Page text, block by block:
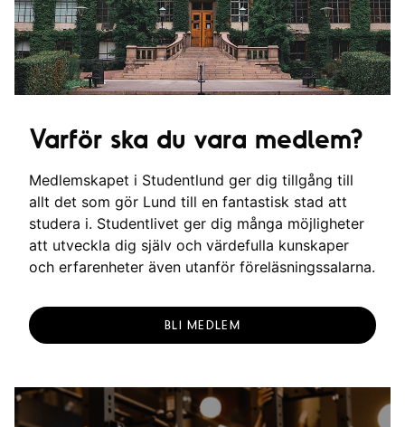
Varför ska du vara medlem?
Medlemskapet i Studentlund ger dig tillgång till
allt det som gör Lund till en fantastisk stad att
studera i. Studentlivet ger dig många möjligheter
att utveckla dig själv och värdefulla kunskaper
och erfarenheter även utanför föreläsningssalarna.
BLI MEDLEM